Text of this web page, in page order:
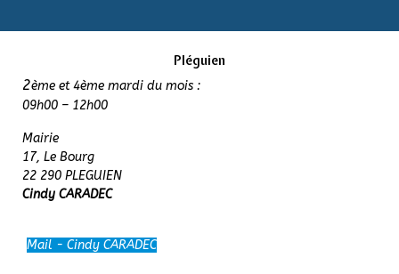
Pléguien
2ème et 4ème mardi du mois :
09h00 – 12h00
Mairie
17, Le Bourg
22 290 PLEGUIEN
Cindy CARADEC
Mail - Cindy CARADEC